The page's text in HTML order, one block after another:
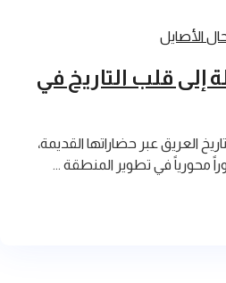
الأصايل
إلى قلب التاريخ في
العريق عبر حضاراتها القديمة،
محورياً في تطوير المنطقة ...